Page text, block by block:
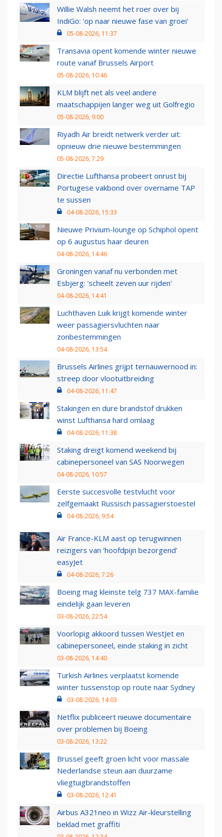
Willie Walsh neemt het roer over bij
IndiGo: 'op naar nieuwe fase van groei'
05-08-2026, 11:37
Transavia opent komende winter nieuwe
route vanaf Brussels Airport
05-08-2026, 10:46
KLM blijft net als veel andere
maatschappijen langer weg uit Golfregio
05-08-2026, 9:00
Riyadh Air breidt netwerk verder uit:
opnieuw drie nieuwe bestemmingen
05-08-2026, 7:29
Directie Lufthansa probeert onrust bij
Portugese vakbond over overname TAP
te sussen
04-08-2026, 15:33
Nieuwe Privium-lounge op Schiphol opent
op 6 augustus haar deuren
04-08-2026, 14:46
Groningen vanaf nu verbonden met
Esbjerg: 'scheelt zeven uur rijden'
04-08-2026, 14:41
Luchthaven Luik krijgt komende winter
weer passagiersvluchten naar
zonbestemmingen
04-08-2026, 13:54
Brussels Airlines grijpt ternauwernood in:
streep door vlootuitbreiding
04-08-2026, 11:47
Stakingen en dure brandstof drukken
winst Lufthansa hard omlaag
04-08-2026, 11:38
Staking dreigt komend weekend bij
cabinepersoneel van SAS Noorwegen
04-08-2026, 10:57
Eerste succesvolle testvlucht voor
zelfgemaakt Russisch passagierstoestel
04-08-2026, 9:54
Air France-KLM aast op terugwinnen
reizigers van ‘hoofdpijn bezorgend’
easyJet
04-08-2026, 7:26
Boeing mag kleinste telg 737 MAX-familie
eindelijk gaan leveren
03-08-2026, 22:54
Voorlopig akkoord tussen WestJet en
cabinepersoneel, einde staking in zicht
03-08-2026, 14:40
Turkish Airlines verplaatst komende
winter tussenstop op route naar Sydney
03-08-2026, 14:03
Netflix publiceert nieuwe documentaire
over problemen bij Boeing
03-08-2026, 13:22
Brussel geeft groen licht voor massale
Nederlandse steun aan duurzame
vliegtuigbrandstoffen
03-08-2026, 12:41
Airbus A321neo in Wizz Air-kleurstelling
beklad met graffiti